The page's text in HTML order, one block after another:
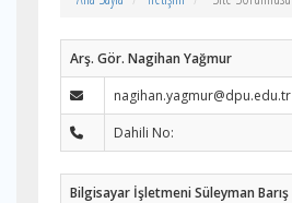
Arş. Gör. Nagihan Yağmur
nagihan.yagmur@dpu.edu.tr
Dahili No:
Bilgisayar İşletmeni Süleyman Barış